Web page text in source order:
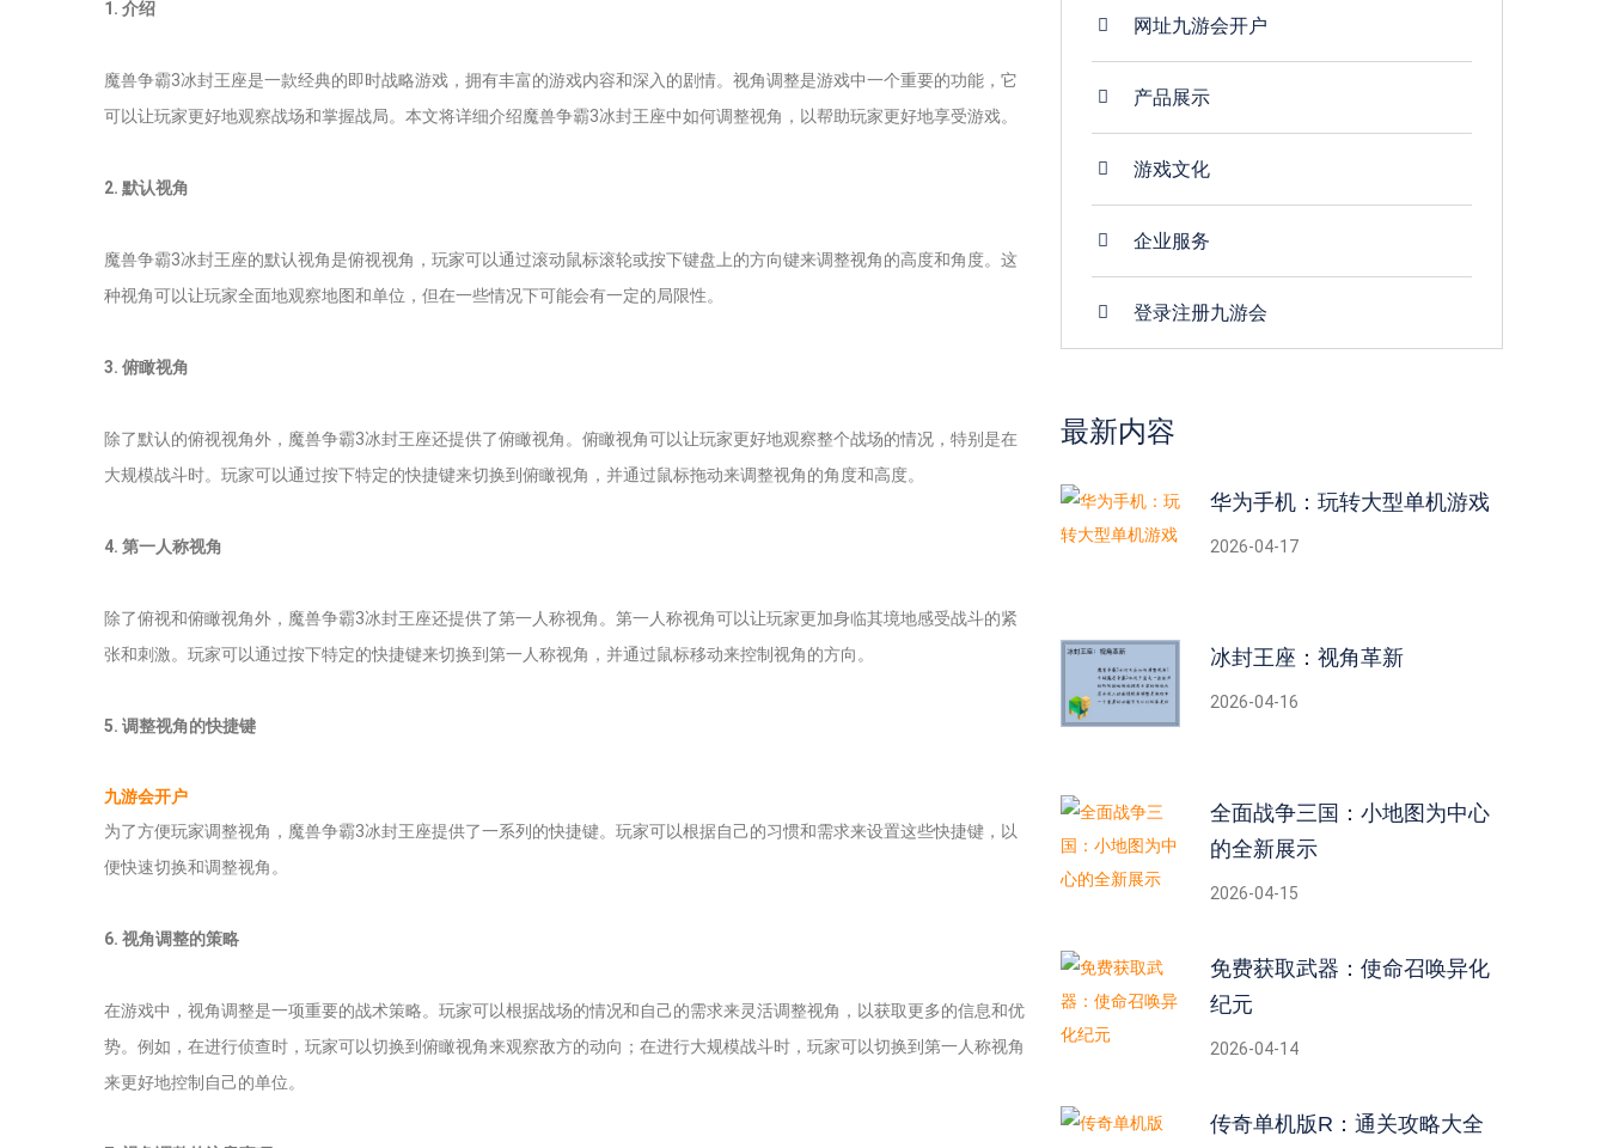
1. 介绍
魔兽争霸3冰封王座是一款经典的即时战略游戏，拥有丰富的游戏内容和深入的剧情。视角调整是游戏中一个重要的功能，它
可以让玩家更好地观察战场和掌握战局。本文将详细介绍魔兽争霸3冰封王座中如何调整视角，以帮助玩家更好地享受游戏。
2. 默认视角
魔兽争霸3冰封王座的默认视角是俯视视角，玩家可以通过滚动鼠标滚轮或按下键盘上的方向键来调整视角的高度和角度。这
种视角可以让玩家全面地观察地图和单位，但在一些情况下可能会有一定的局限性。
3. 俯瞰视角
除了默认的俯视视角外，魔兽争霸3冰封王座还提供了俯瞰视角。俯瞰视角可以让玩家更好地观察整个战场的情况，特别是在
大规模战斗时。玩家可以通过按下特定的快捷键来切换到俯瞰视角，并通过鼠标拖动来调整视角的角度和高度。
4. 第一人称视角
除了俯视和俯瞰视角外，魔兽争霸3冰封王座还提供了第一人称视角。第一人称视角可以让玩家更加身临其境地感受战斗的紧
张和刺激。玩家可以通过按下特定的快捷键来切换到第一人称视角，并通过鼠标移动来控制视角的方向。
5. 调整视角的快捷键
九游会开户
为了方便玩家调整视角，魔兽争霸3冰封王座提供了一系列的快捷键。玩家可以根据自己的习惯和需求来设置这些快捷键，以
便快速切换和调整视角。
6. 视角调整的策略
在游戏中，视角调整是一项重要的战术策略。玩家可以根据战场的情况和自己的需求来灵活调整视角，以获取更多的信息和优
势。例如，在进行侦查时，玩家可以切换到俯瞰视角来观察敌方的动向；在进行大规模战斗时，玩家可以切换到第一人称视角
来更好地控制自己的单位。
网址九游会开户
产品展示
游戏文化
企业服务
登录注册九游会
最新内容
华为手机：玩转大型单机游戏
2026-04-17
冰封王座：视角革新
2026-04-16
全面战争三国：小地图为中心
的全新展示
2026-04-15
免费获取武器：使命召唤异化
纪元
2026-04-14
传奇单机版R：通关攻略大全